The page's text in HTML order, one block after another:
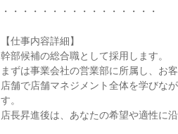
・・・・・・・・・・・・・・・・
【仕事内容詳細】
幹部候補の総合職として採用します。
まずは事業会社の営業部に所属し、お
店舗で店舗マネジメント全体を学びな
す。
店長昇進後は、あなたの希望や適性に